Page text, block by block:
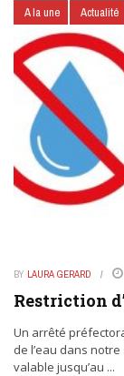
A la une Actualité
BY LAURA GERARD
Restriction
Un arrêté
de l’eau dans
valable jusqu’au ...